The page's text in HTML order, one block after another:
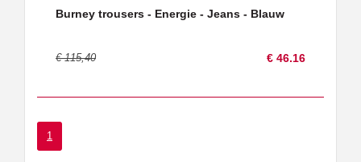
Burney trousers - Energie - Jeans - Blauw
€ 115,40 € 46.16
1